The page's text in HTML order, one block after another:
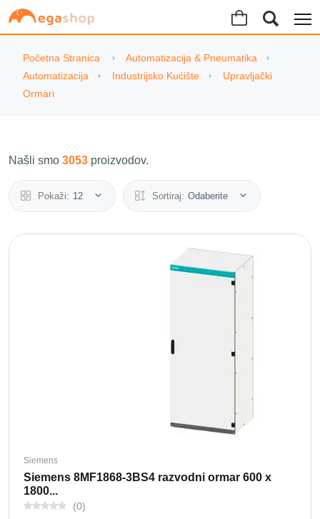
Početna Stranica
Automatizacija & Pneumatika
Automatizacija
Industrijsko Kućište
Upravljački
Ormari
Našli smo 3053 proizvodov.
Pokaži: 12 Sortiraj: Odaberite
Siemens
Siemens 8MF1868-3BS4 razvodni ormar 600 x
1800...
(0)